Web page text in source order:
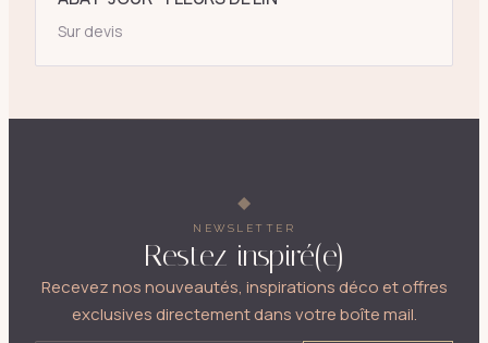
Sur devis
NEWSLETTER
Restez inspiré(e)
Recevez nos nouveautés, inspirations déco et offres
exclusives directement dans votre boîte mail.